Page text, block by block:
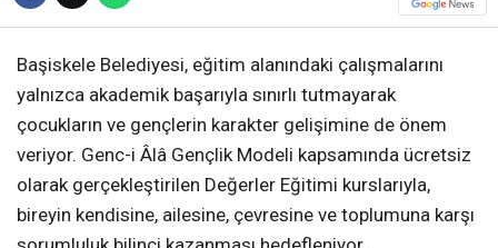
Başiskele Belediyesi, eğitim alanındaki çalışmalarını
yalnızca akademik başarıyla sınırlı tutmayarak
çocukların ve gençlerin karakter gelişimine de önem
veriyor. Genc-i Âlâ Gençlik Modeli kapsamında ücretsiz
olarak gerçekleştirilen Değerler Eğitimi kurslarıyla,
bireyin kendisine, ailesine, çevresine ve toplumuna karşı